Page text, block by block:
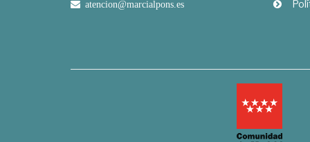
atencion@marcialpons.es